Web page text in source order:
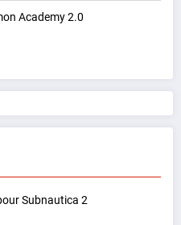
Academy 2.0
Subnautica 2